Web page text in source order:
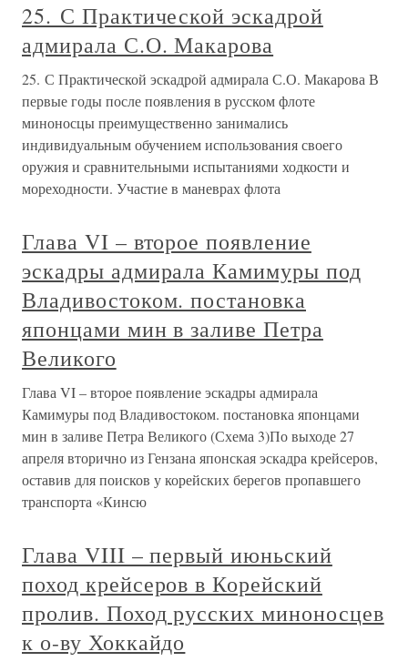
25. С Практической эскадрой
адмирала С.О. Макарова
25. С Практической эскадрой адмирала С.О. Макарова В
первые годы после появления в русском флоте
миноносцы преимущественно занимались
индивидуальным обучением использования своего
оружия и сравнительными испытаниями ходкости и
мореходности. Участие в маневрах флота
Глава VI – второе появление
эскадры адмирала Камимуры под
Владивостоком. постановка
японцами мин в заливе Петра
Великого
Глава VI – второе появление эскадры адмирала
Камимуры под Владивостоком. постановка японцами
мин в заливе Петра Великого (Схема 3)По выходе 27
апреля вторично из Гензана японская эскадра крейсеров,
оставив для поисков у корейских берегов пропавшего
транспорта «Кинсю
Глава VIII – первый июньский
поход крейсеров в Корейский
пролив. Поход русских миноносцев
к о-ву Хоккайдо